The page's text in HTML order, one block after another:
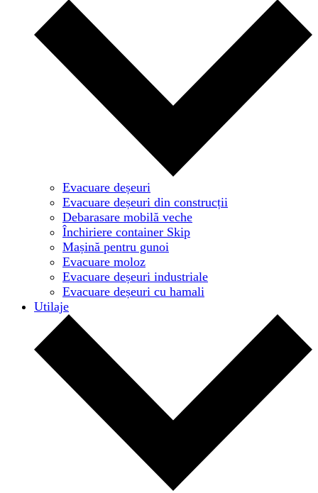
Evacuare deșeuri
Evacuare deșeuri din construcții
Debarasare mobilă veche
Închiriere container Skip
Mașină pentru gunoi
Evacuare moloz
Evacuare deșeuri industriale
Evacuare deșeuri cu hamali
Utilaje